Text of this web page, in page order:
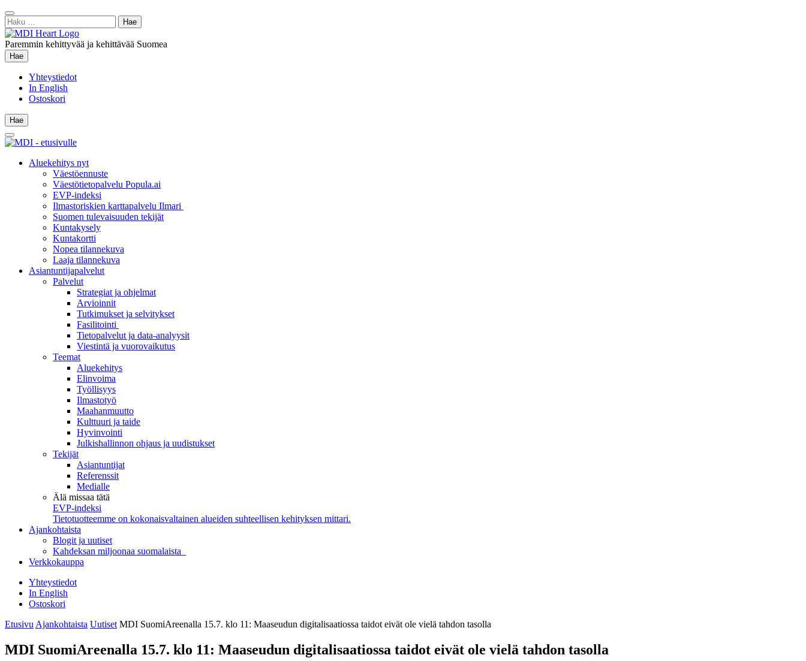
Siirry
sisältöön
Sulje
hae
Haku:
Paremmin kehittyvää ja kehittävää Suomea
Hae
Hae
Yhteystiedot
In English
Ostoskori
Hae
Hae
Main
Menu
Aluekehitys nyt
Väestöennuste
Väestötietopalvelu Popula.ai
EVP-indeksi
Ilmastoriskien karttapalvelu Ilmari
Suomen tulevaisuuden tekijät
Kuntakysely
Kuntakortti
Nopea tilannekuva
Laaja tilannekuva
Asiantuntijapalvelut
Palvelut
Strategiat ja ohjelmat
Arvioinnit
Tutkimukset ja selvitykset
Fasilitointi
Tietopalvelut ja data-analyysit
Viestintä ja vuorovaikutus
Teemat
Aluekehitys
Elinvoima
Työllisyys
Ilmastotyö
Maahanmuutto
Kulttuuri ja taide
Hyvinvointi
Julkishallinnon ohjaus ja uudistukset
Tekijät
Asiantuntijat
Referenssit
Medialle
Älä missaa tätä
EVP-indeksi
Tietotuotteemme on kokonaisvaltainen alueiden suhteellisen kehityksen mittari.
Ajankohtaista
Blogit ja uutiset
Kahdeksan miljoonaa suomalaista
Verkkokauppa
Yhteystiedot
In English
Ostoskori
Etusivu Ajankohtaista Uutiset MDI SuomiAreenalla 15.7. klo 11: Maaseudun digitalisaatiossa taidot eivät ole vielä tahdon tasolla
MDI SuomiAreenalla 15.7. klo 11: Maaseudun digitalisaatiossa taidot eivät ole vielä tahdon tasolla